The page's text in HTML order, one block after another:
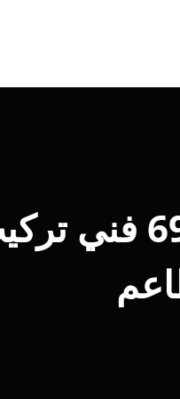
شركة تركيب مداخن